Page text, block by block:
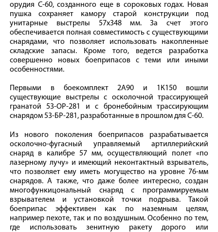
орудия С-60, созданного еще в сороковых годах. Новая
пушка сохраняет камору старой конструкции под
унитарные выстрелы 57х348 мм. За счет этого
обеспечивается полная совместимость с существующими
снарядами, что позволяет использовать накопленные
складские запасы. Кроме того, ведется разработка
совершенно новых боеприпасов с теми или иными
особенностями.
Первыми в боекомплект 2А90 и 1К150 вошли
существующие выстрелы с осколочной трассирующей
гранатой 53-ОР-281 и с бронебойным трассирующим
снарядом 53-БР-281, разработанные в прошлом для С-60.
Из нового поколения боеприпасов разрабатывается
осколочно-фугасный управляемый артиллерийский
снаряд в калибре 57 мм, осуществляющий полет «по
лазерному лучу» и имеющий неконтактный взрыватель,
что позволяет ему иметь могущество на уровне 76-мм
снарядов. А также, что даже более интересно, создан
многофункицональный снаряд с программируемым
взрывателем и установкой точки подрыва. Такой
боеприпас эффективен как по наземным целям,
например пехоте, так и по воздушным. Особенно по тем,
где использовать зенитную ракету дорого или